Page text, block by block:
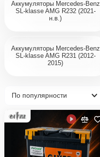
Аккумуляторы Mercedes-Benz
SL-klasse AMG R232 (2021-
н.в.)
Аккумуляторы Mercedes-Benz
SL-klasse AMG R231 (2012-
2015)